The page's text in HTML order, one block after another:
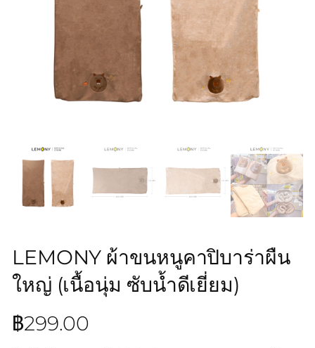
LEMONY ผ้าขนหนูคาปิบาร่าผืน
ใหญ่ (เนื้อนุ่ม ซับน้ำดีเยี่ยม)
฿299.00